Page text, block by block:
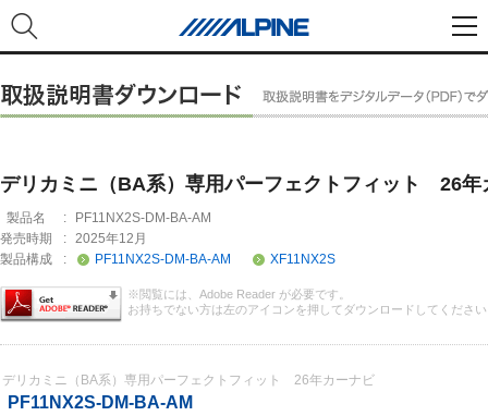
デリカミニ（BA系）専用パーフェクトフィット 26年
製品名 :
PF11NX2S-DM-BA-AM
発売時期
: 2025年12月
製品構成
: PF11NX2S-DM-BA-AM XF11NX2S
※閲覧には、Adobe Reader が必要です。
お持ちでない方は左のアイコンを押してダウンロードしてくださ
デリカミニ（BA系）専用パーフェクトフィット 26年カーナビ
PF11NX2S-DM-BA-AM